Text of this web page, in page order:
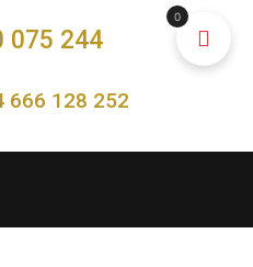
075 244
666 128 252
0